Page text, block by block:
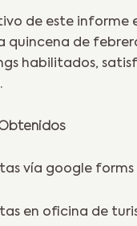
de este
quincena de
habilitados,
vía google forms
en oficina de